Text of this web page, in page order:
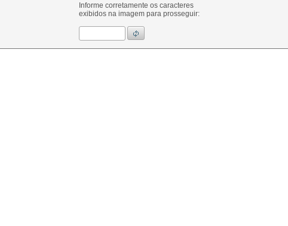
Informe corretamente os caracteres
exibidos na imagem para prosseguir: